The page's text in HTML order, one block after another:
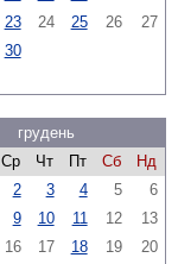
23 24 25 26
27
30
грудень
Ср Чт Пт Сб
Нд
2 3 4 5
6
9 10 11 12
13
16 17 18 19
20